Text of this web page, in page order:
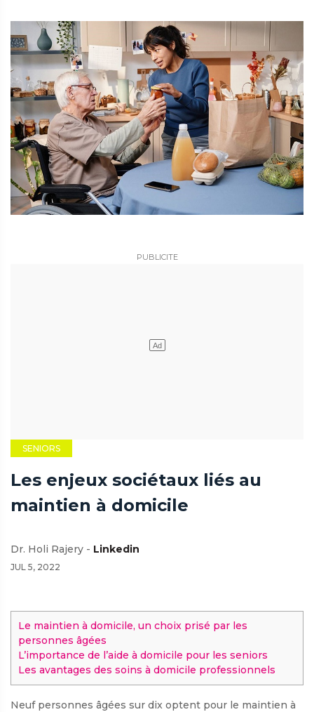
SENIORS
Les enjeux sociétaux liés au
maintien à domicile
Dr. Holi Rajery - Linkedin
JUL 5, 2022
Le maintien à domicile, un choix prisé par les
personnes âgées
L’importance de l’aide à domicile pour les seniors
Les avantages des soins à domicile professionnels
Neuf personnes âgées sur dix optent pour le maintien à